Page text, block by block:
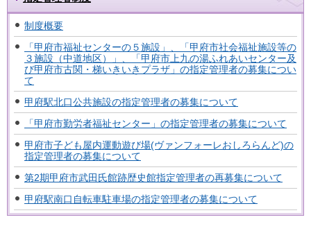
制度概要
「甲府市福祉センターの５施設」、「甲府市社会福祉施設等の
３施設（中道地区）」、「甲府市上九の湯ふれあいセンター及
び甲府市古関・梯いきいきプラザ」の指定管理者の募集につい
て
甲府駅北口公共施設の指定管理者の募集について
「甲府市勤労者福祉センター」の指定管理者の募集について
甲府市子ども屋内運動遊び場(ヴァンフォーレおしろらんど)の
指定管理者の募集について
第2期甲府市武田氏館跡歴史館指定管理者の再募集について
甲府駅南口自転車駐車場の指定管理者の募集について